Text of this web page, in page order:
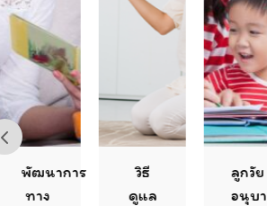
พัฒนาการ
ทาง
ดูแล
ลูกวัย
อนุบาล